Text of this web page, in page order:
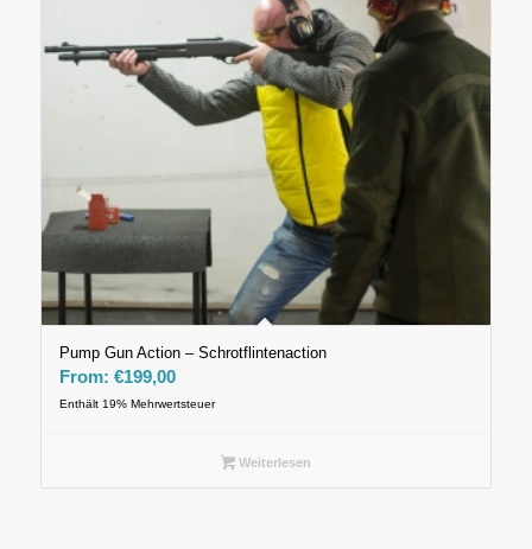
Pump Gun Action – Schrotflintenaction
From: €199,00
Enthält 19% Mehrwertsteuer
Weiterlesen